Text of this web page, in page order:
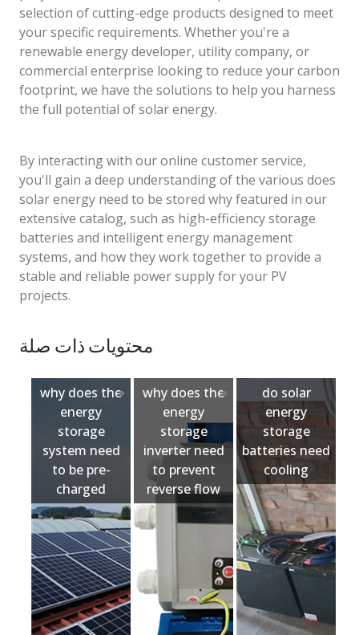
selection of cutting-edge products designed to meet
your specific requirements. Whether you're a
renewable energy developer, utility company, or
commercial enterprise looking to reduce your carbon
footprint, we have the solutions to help you harness
the full potential of solar energy.
By interacting with our online customer service,
you'll gain a deep understanding of the various does
solar energy need to be stored why featured in our
extensive catalog, such as high-efficiency storage
batteries and intelligent energy management
systems, and how they work together to provide a
stable and reliable power supply for your PV
projects.
محتويات ذات صلة
why does the
energy
storage
system need
to be pre-
charged
why does the
energy
storage
inverter need
to prevent
reverse flow
do solar
energy
storage
batteries need
cooling